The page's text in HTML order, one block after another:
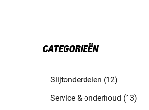
CATEGORIEËN
Slijtonderdelen (12)
Service & onderhoud (13)